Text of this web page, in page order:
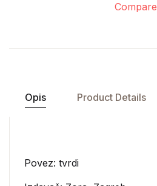
Compare
Opis Product Details
Povez: tvrdi